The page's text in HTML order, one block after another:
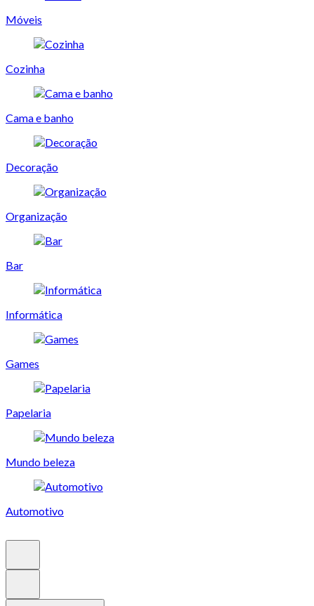
Móveis
Cozinha
Cama e banho
Decoração
Organização
Bar
Informática
Games
Papelaria
Mundo beleza
Automotivo